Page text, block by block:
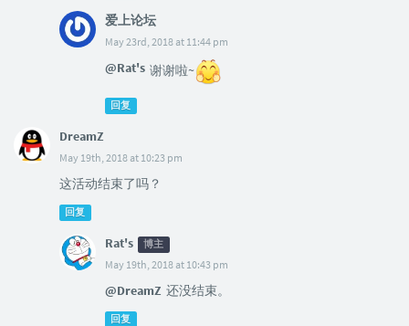
爱上论坛
May 23rd, 2018 at 11:44 pm
@Rat's 谢谢啦~
回复
DreamZ
May 19th, 2018 at 10:23 pm
这活动结束了吗？
回复
Rat's 博主
May 19th, 2018 at 10:43 pm
@DreamZ 还没结束。
回复